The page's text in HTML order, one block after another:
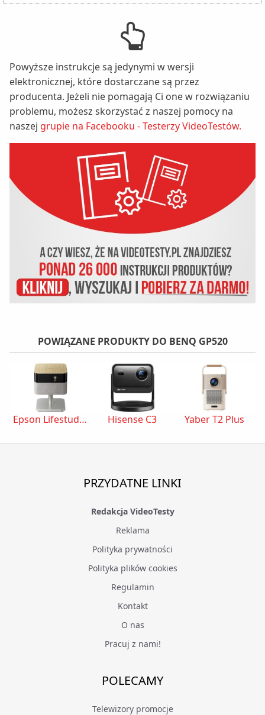
Powyższe instrukcje są jedynymi w wersji
elektronicznej, które dostarczane są przez
producenta. Jeżeli nie pomagają Ci one w rozwiązaniu
problemu, możesz skorzystać z naszej pomocy na
naszej grupie na Facebooku - Testerzy VideoTestów.
POWIĄZANE PRODUKTY DO BENQ GP520
Epson Lifestudio Flex Plus EF-72 Hisense C3 Yaber T2 Plus
PRZYDATNE LINKI
Redakcja VideoTesty
Reklama
Polityka prywatności
Polityka plików cookies
Regulamin
Kontakt
O nas
Pracuj z nami!
POLECAMY
Telewizory promocje